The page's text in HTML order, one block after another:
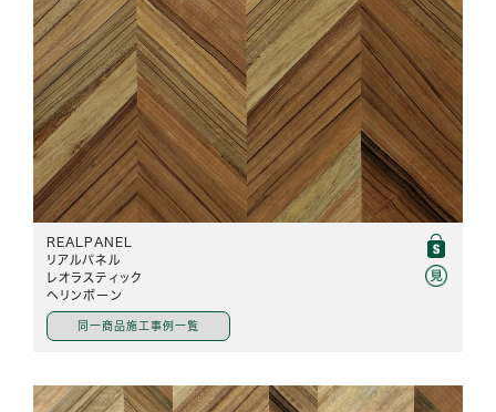
REALPANEL
リアルパネル
レオラスティック
ヘリンボーン
同一商品施工事例一覧